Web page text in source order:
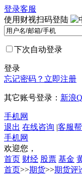
登录客服
使用财视扫码登陆
下次自动登录
登录
忘记密码？ 立即注册
其它账号登录： 新浪
手机网
退出 在线咨询 |客服
手机网
欢迎您，
首页 财经 股票 基金
首页>>期货>>期货评